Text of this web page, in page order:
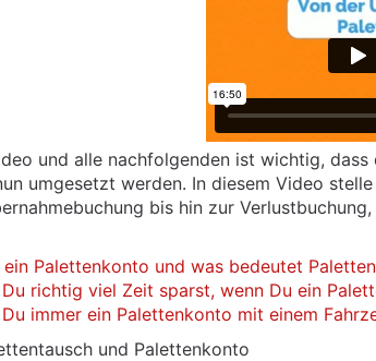
und alle nachfolgenden ist wichtig,
umgesetzt werden. In diesem Video
bis hin zur
ein Palettenkonto und was bedeutet
Du richtig viel Zeit sparst, wenn Du ein
immer ein Palettenkonto mit einem
und Palettenkonto